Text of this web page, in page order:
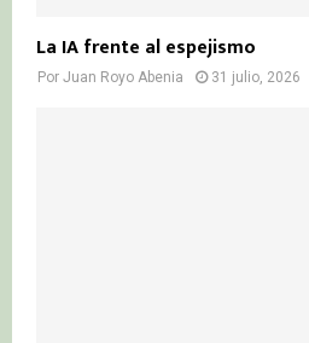
La IA frente al espejismo
Por Juan Royo Abenia 31 julio, 2026